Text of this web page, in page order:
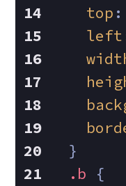
top :
left
  }
.b {